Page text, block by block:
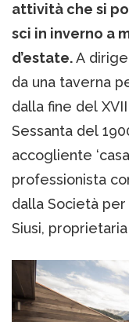
attività che si
sci in inverno a
d’estate.A
da una taverna
dalla fine del
Sessanta del
accogliente
professionista
dalla Società
Siusi,